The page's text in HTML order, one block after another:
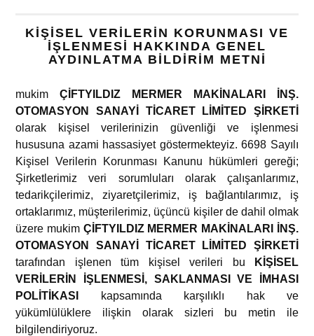
KİŞİSEL VERİLERİN KORUNMASI VE
İŞLENMESİ HAKKINDA GENEL
AYDINLATMA BİLDİRİM METNİ
mukim ÇİFTYILDIZ MERMER MAKİNALARI İNŞ.
OTOMASYON SANAYİ TİCARET LİMİTED ŞİRKETİ
olarak kişisel verilerinizin güvenliği ve işlenmesi
hususuna azami hassasiyet göstermekteyiz. 6698 Sayılı
Kişisel Verilerin Korunması Kanunu hükümleri gereği;
Şirketlerimiz veri sorumluları olarak çalışanlarımız,
tedarikçilerimiz, ziyaretçilerimiz, iş bağlantılarımız, iş
ortaklarımız, müşterilerimiz, üçüncü kişiler de dahil olmak
üzere mukim ÇİFTYILDIZ MERMER MAKİNALARI İNŞ.
OTOMASYON SANAYİ TİCARET LİMİTED ŞİRKETİ
tarafından işlenen tüm kişisel verileri bu
KİŞİSEL
VERİLERİN İŞLENMESİ, SAKLANMASI VE İMHASI
POLİTİKASI
kapsamında karşılıklı hak ve
yükümlülüklere ilişkin olarak sizleri bu metin ile
bilgilendiriyoruz.